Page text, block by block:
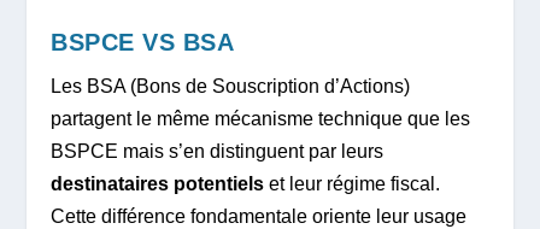
BSPCE VS BSA
Les BSA (Bons de Souscription d’Actions)
partagent le même mécanisme technique que les
BSPCE mais s’en distinguent par leurs
destinataires potentiels et leur régime fiscal.
Cette différence fondamentale oriente leur usage